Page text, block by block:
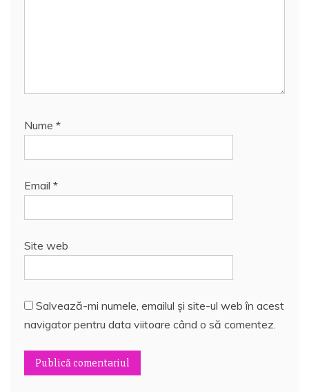
Nume *
Email *
Site web
Salvează-mi numele, emailul și site-ul web în acest
navigator pentru data viitoare când o să comentez.